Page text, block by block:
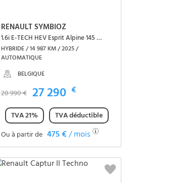
RENAULT SYMBIOZ
1.6i E-TECH HEV Esprit Alpine 145 Hp
HYBRIDE / 14 987 KM / 2025 /
AUTOMATIQUE
BELGIQUE
28 990 € 27 290 €
TVA 21%
TVA déductible
Ou à partir de 475 €/ mois
Voir le véhicule